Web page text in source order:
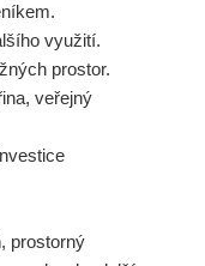
využití.
prostor.
veřejný
prostorný